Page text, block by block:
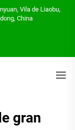
Vila de Liaobu,
China
gran